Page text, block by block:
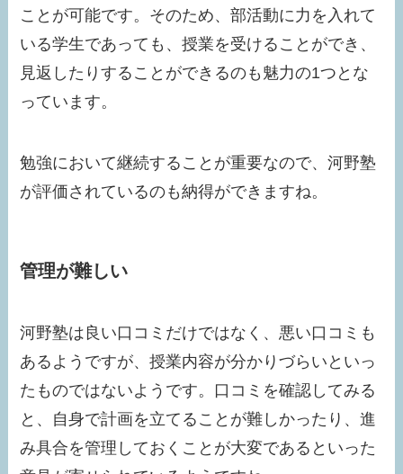
ことが可能です。そのため、部活動に力を入れて
いる学生であっても、授業を受けることができ、
見返したりすることができるのも魅力の1つとな
っています。
勉強において継続することが重要なので、河野塾
が評価されているのも納得ができますね。
管理が難しい
河野塾は良い口コミだけではなく、悪い口コミも
あるようですが、授業内容が分かりづらいといっ
たものではないようです。口コミを確認してみる
と、自身で計画を立てることが難しかったり、進
み具合を管理しておくことが大変であるといった